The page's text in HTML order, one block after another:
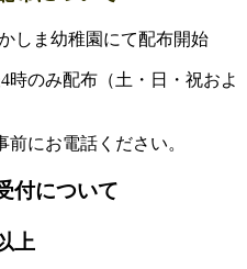
しま幼稚園にて配布開始
時のみ配布（土・日・祝およ
にお電話ください。
付について
上